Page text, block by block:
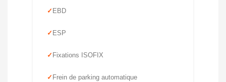
EBD
ESP
Fixations ISOFIX
Frein de parking automatique